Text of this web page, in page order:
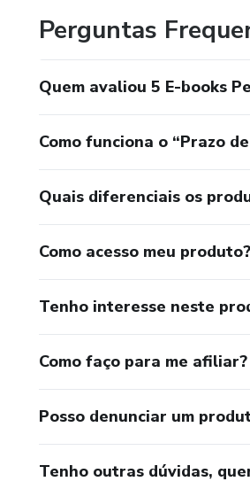
Perguntas
Quem avaliou 5 E-books
Como funciona o “Prazo
Quais diferenciais os
Como acesso meu produto?
Tenho interesse neste
Como faço para me afiliar?
Posso denunciar um
Tenho outras dúvidas,